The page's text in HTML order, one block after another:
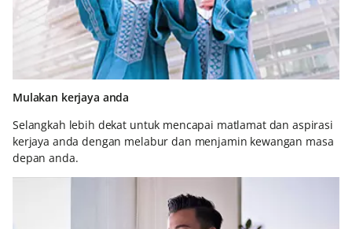
Mulakan kerjaya anda
Selangkah lebih dekat untuk mencapai matlamat dan aspirasi
kerjaya anda dengan melabur dan menjamin kewangan masa
depan anda.